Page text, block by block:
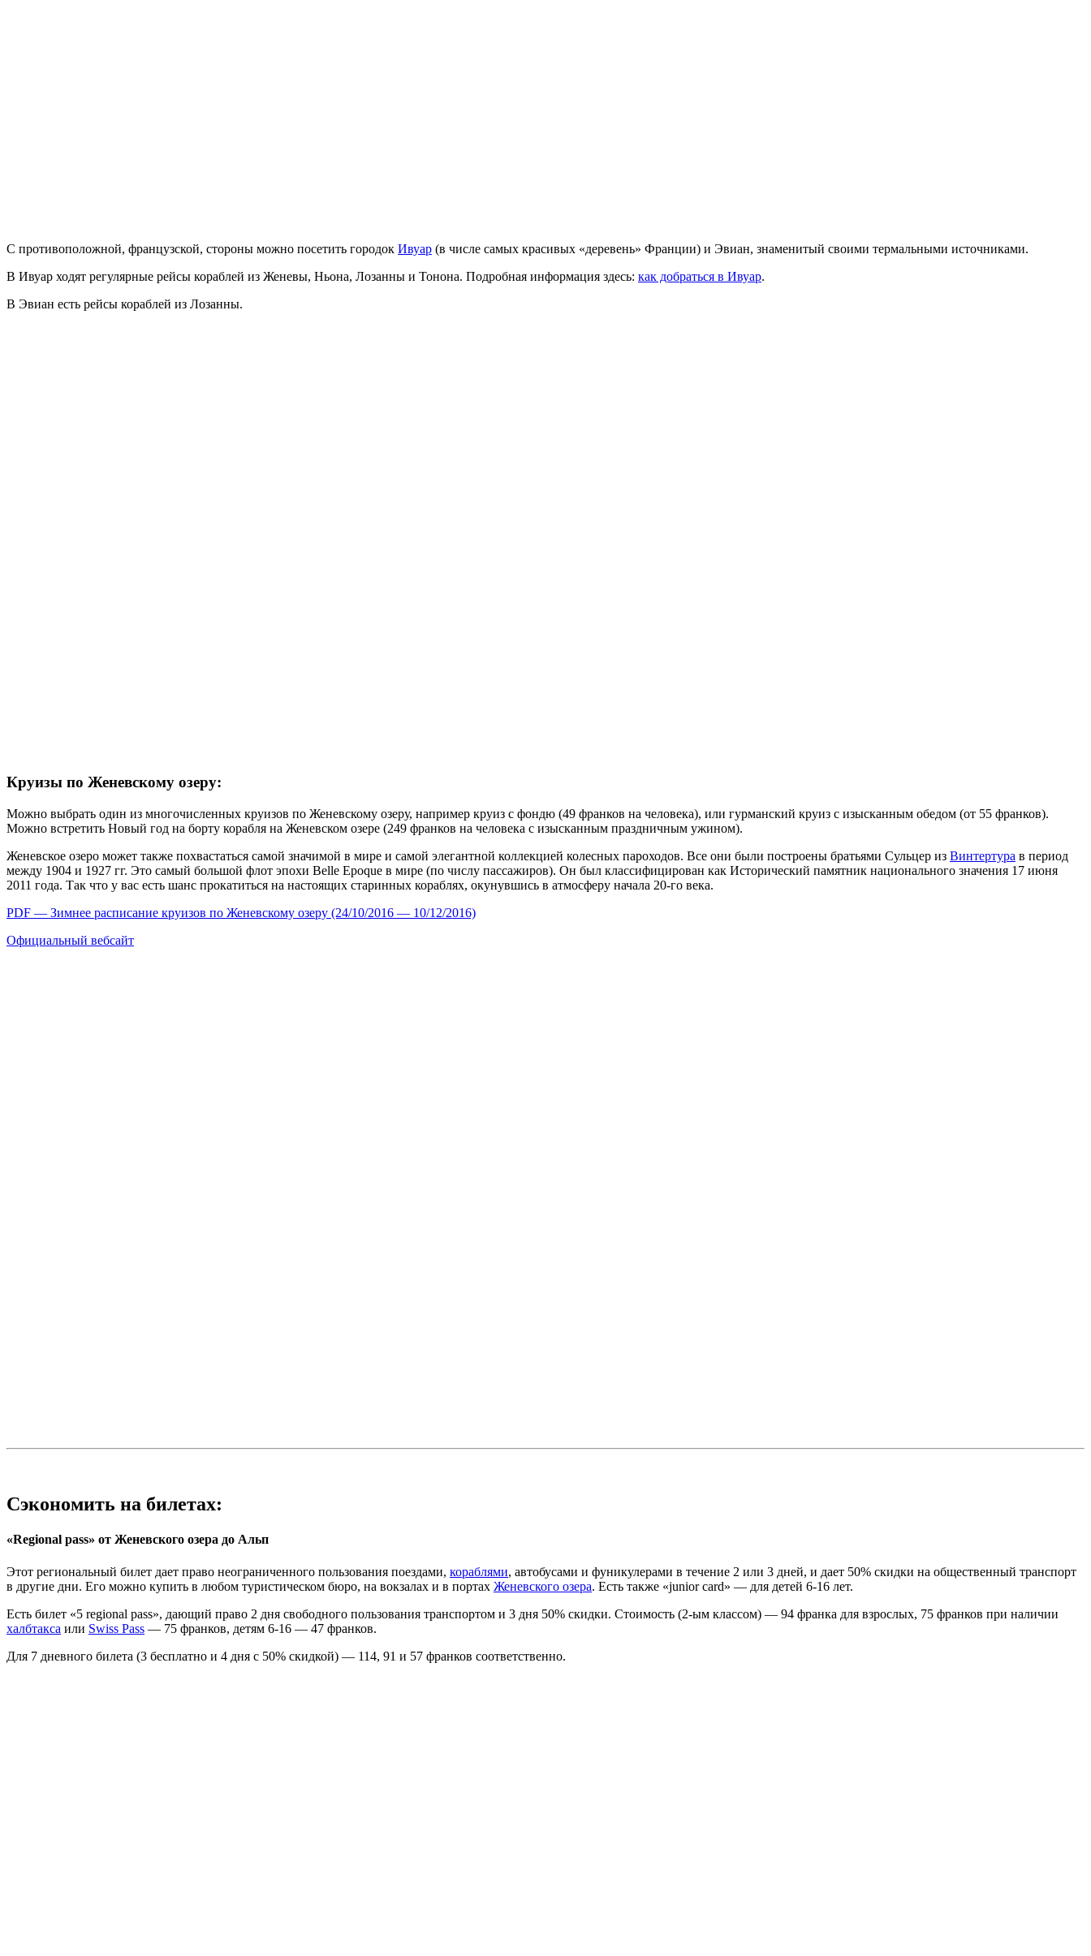
С противоположной, французской, стороны можно посетить городок Ивуар (в числе самых красивых «деревень» Франции) и Эвиан, знаменитый своими термальными источниками.
В Ивуар ходят регулярные рейсы кораблей из Женевы, Ньона, Лозанны и Тонона. Подробная информация здесь: как добраться в Ивуар.
В Эвиан есть рейсы кораблей из Лозанны.
Круизы по Женевскому озеру:
Можно выбрать один из многочисленных круизов по Женевскому озеру, например круиз с фондю (49 франков на человека), или гурманский круиз с изысканным обедом (от 55 франков).
Можно встретить Новый год на борту корабля на Женевском озере (249 франков на человека с изысканным праздничным ужином).
Женевское озеро может также похвастаться самой значимой в мире и самой элегантной коллекцией колесных пароходов. Все они были построены братьями Сульцер из Винтертура в период
между 1904 и 1927 гг. Это самый большой флот эпохи Belle Epoque в мире (по числу пассажиров). Он был классифицирован как Исторический памятник национального значения 17 июня
2011 года. Так что у вас есть шанс прокатиться на настоящих старинных кораблях, окунувшись в атмосферу начала 20-го века.
PDF — Зимнее расписание круизов по Женевскому озеру (24/10/2016 — 10/12/2016)
Официальный вебсайт
Сэкономить на билетах:
«Regional pass» от Женевского озера до Альп
Этот региональный билет дает право неограниченного пользования поездами, кораблями, автобусами и фуникулерами в течение 2 или 3 дней, и дает 50% скидки на общественный транспорт
в другие дни. Его можно купить в любом туристическом бюро, на вокзалах и в портах Женевского озера. Есть также «junior card» — для детей 6-16 лет.
Есть билет «5 regional pass», дающий право 2 дня свободного пользования транспортом и 3 дня 50% скидки. Стоимость (2-ым классом) — 94 франка для взрослых, 75 франков при наличии
халбтакса или Swiss Pass — 75 франков, детям 6-16 — 47 франков.
Для 7 дневного билета (3 бесплатно и 4 дня с 50% скидкой) — 114, 91 и 57 франков соответственно.